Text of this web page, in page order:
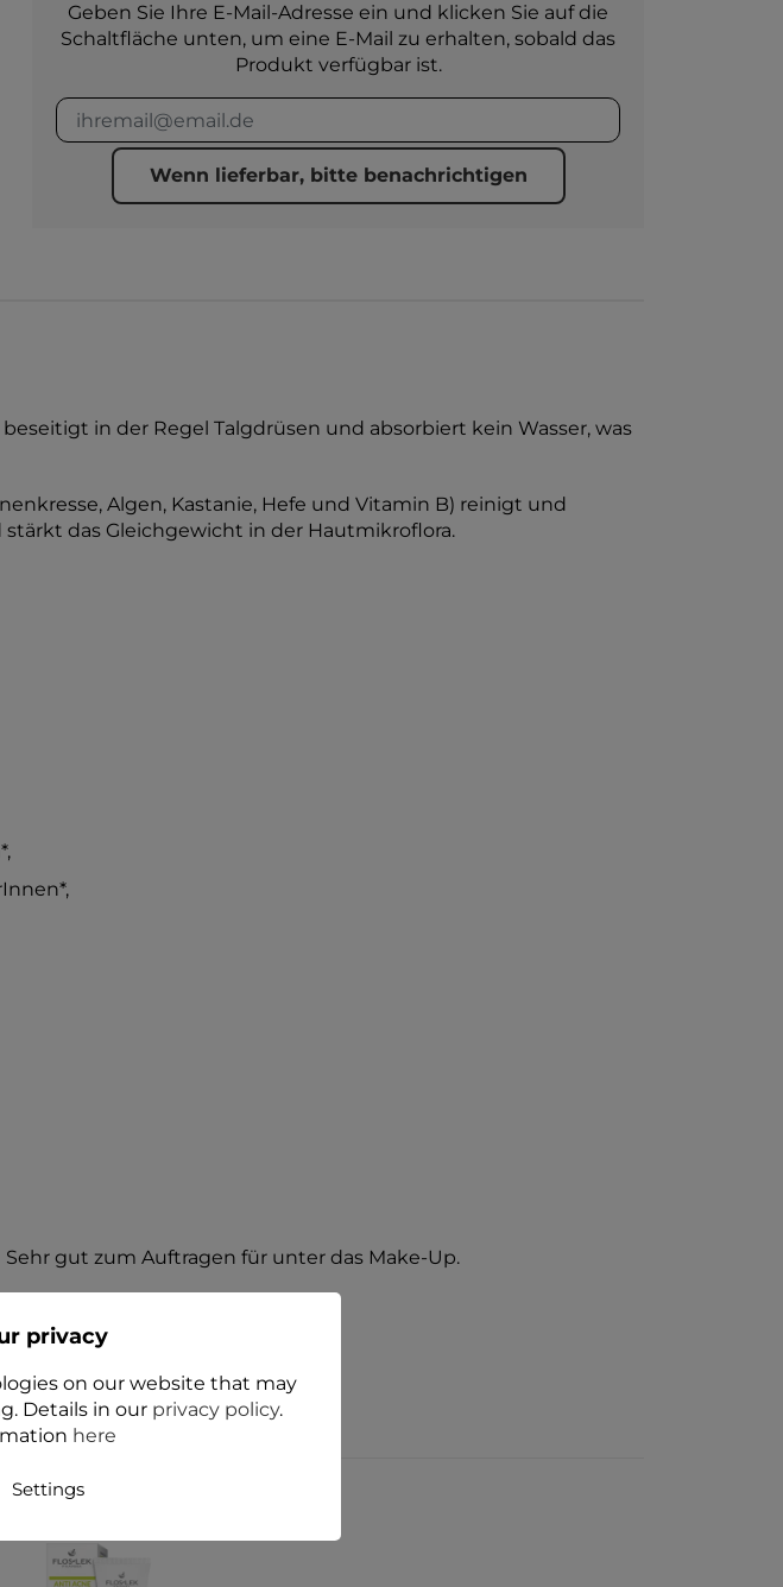
Geben Sie Ihre E-Mail-Adresse ein und klicken Sie auf die
Schaltfläche unten, um eine E-Mail zu erhalten, sobald das
Produkt verfügbar ist.
Wenn lieferbar, bitte benachrichtigen
in der Regel Talgdrüsen und absorbiert kein Wasser, was
Algen, Kastanie, Hefe und Vitamin B) reinigt und
das Gleichgewicht in der Hautmikroflora.
gut zum Auftragen für unter das Make-Up.
privacy
on our website that may
Details in our privacy policy.
here
Settings